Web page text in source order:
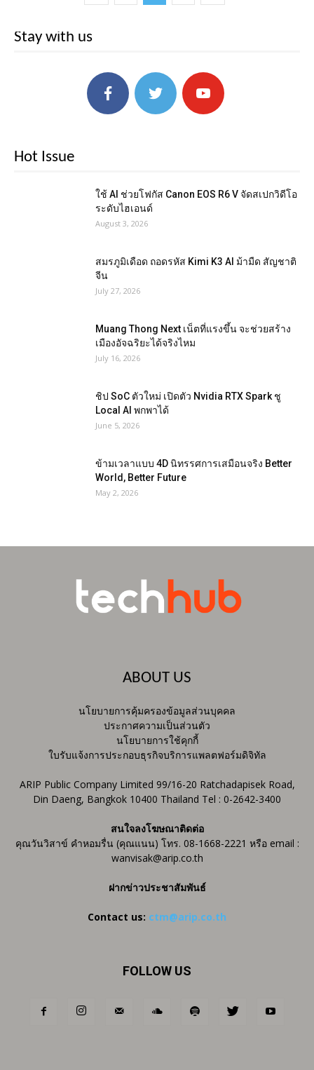
Stay with us
Hot Issue
ใช้ AI ช่วยโฟกัส Canon EOS R6 V จัดสเปกวิดีโอ
ระดับไฮเอนด์
August 3, 2026
สมรภูมิเดือด ถอดรหัส Kimi K3 AI ม้ามืด สัญชาติ
จีน
July 27, 2026
Muang Thong Next เน็ตที่แรงขึ้น จะช่วยสร้าง
เมืองอัจฉริยะได้จริงไหม
July 16, 2026
ชิป SoC ตัวใหม่ เปิดตัว Nvidia RTX Spark ชู
Local AI พกพาได้
June 5, 2026
ข้ามเวลาแบบ 4D นิทรรศการเสมือนจริง Better
World, Better Future
May 2, 2026
ABOUT US
นโยบายการคุ้มครองข้อมูลส่วนบุคคล
ประกาศความเป็นส่วนตัว
นโยบายการใช้คุกกี้
ใบรับแจ้งการประกอบธุรกิจบริการแพลตฟอร์มดิจิทัล
ARIP Public Company Limited 99/16-20 Ratchadapisek Road,
Din Daeng, Bangkok 10400 Thailand Tel : 0-2642-3400
สนใจลงโฆษณาติดต่อ
คุณวันวิสาข์ คำหอมรื่น (คุณแนน) โทร. 08-1668-2221 หรือ email :
wanvisak@arip.co.th
ฝากข่าวประชาสัมพันธ์
Contact us: ctm@arip.co.th
FOLLOW US